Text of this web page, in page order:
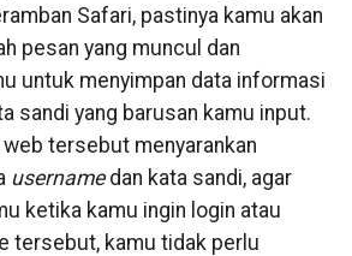
Safari, pastinya kamu akan
pesan yang muncul dan
untuk menyimpan data informasi
sandi yang barusan kamu input.
tersebut menyarankan
usernamedan kata sandi, agar
ketika kamu ingin login atau
tersebut, kamu tidak perlu